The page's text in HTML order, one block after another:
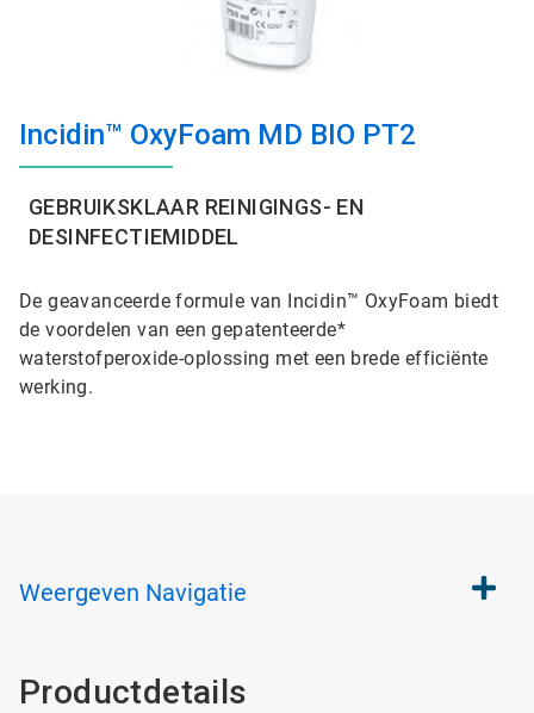
Incidin™ OxyFoam MD BIO PT2
GEBRUIKSKLAAR REINIGINGS- EN
DESINFECTIEMIDDEL
De geavanceerde formule van Incidin™ OxyFoam biedt
de voordelen van een gepatenteerde*
waterstofperoxide-oplossing met een brede efficiënte
werking.
Weergeven Navigatie
Productdetails